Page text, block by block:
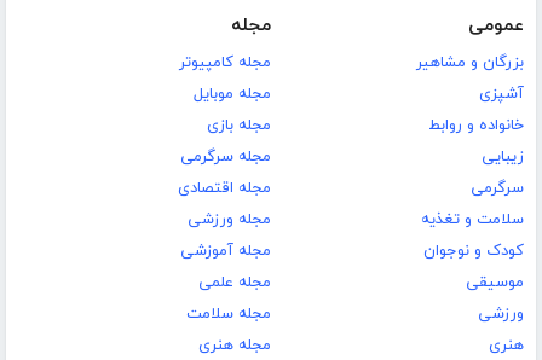
عمومی
بزرگان و مشاهیر
آشپزی
خانواده و روابط
زیبایی
سرگرمی
سلامت و تغذیه
کودک و نوجوان
موسیقی
ورزشی
هنری
مجله
مجله کامپیوتر
مجله موبایل
مجله بازی
مجله سرگرمی
مجله اقتصادی
مجله ورزشی
مجله آموزشی
مجله علمی
مجله سلامت
مجله هنری